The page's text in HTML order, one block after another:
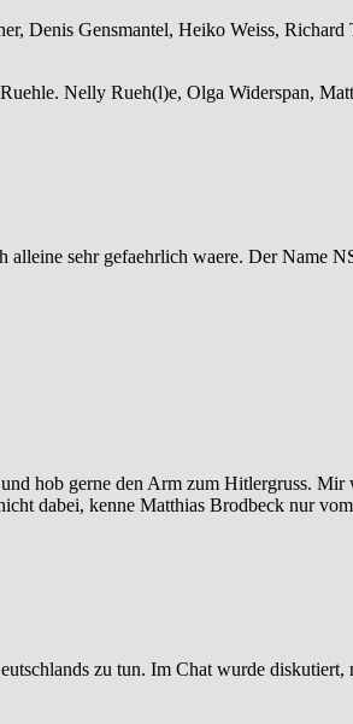
Denis Gensmantel, Heiko Weiss,
Nelly Rueh(l)e, Olga Widerspan,
sehr gefaehrlich waere. Der Name
hob gerne den Arm zum Hitlergruss.
dabei, kenne Matthias Brodbeck nur
zu tun. Im Chat wurde